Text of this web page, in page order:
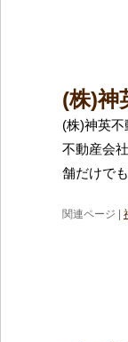
(株)神
(株)神英
不動産会
舗だけで
関連ページ |